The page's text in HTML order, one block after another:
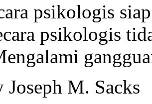
psikologis
psikologis
Joseph M. Sacks